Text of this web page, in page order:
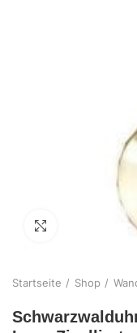
Zum
Startseite Shop